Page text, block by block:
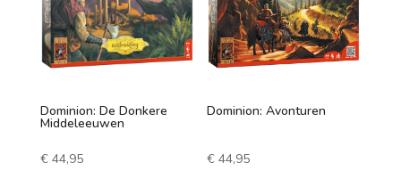
Dominion: De Donkere
Middeleeuwen
€44,95
Dominion: Avonturen
€ 44,95